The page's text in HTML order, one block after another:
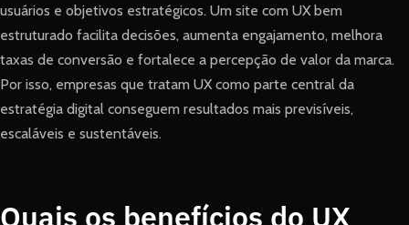
usuários e objetivos estratégicos. Um site com UX bem
estruturado facilita decisões, aumenta engajamento, melhora
taxas de conversão e fortalece a percepção de valor da marca.
Por isso, empresas que tratam UX como parte central da
estratégia digital conseguem resultados mais previsíveis,
escaláveis e sustentáveis.
Quais os benefícios do UX